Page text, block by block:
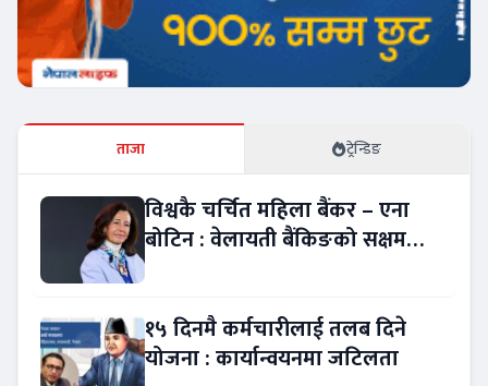
ताजा ट्रेन्डिङ
विश्वकै चर्चित महिला बैंकर – एना
बोटिन : वेलायती बैंकिङको सक्षम
१५ दिनमै कर्मचारीलाई तलब दिने
योजना : कार्यान्वयनमा जटिलता